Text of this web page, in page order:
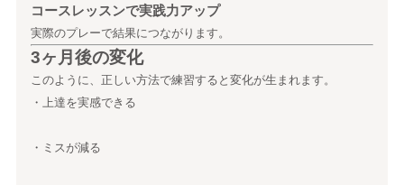
コースレッスンで実践力アップ
実際のプレーで結果につながります。
3ヶ月後の変化
このように、正しい方法で練習すると変化が生まれます。
・上達を実感できる
・ミスが減る